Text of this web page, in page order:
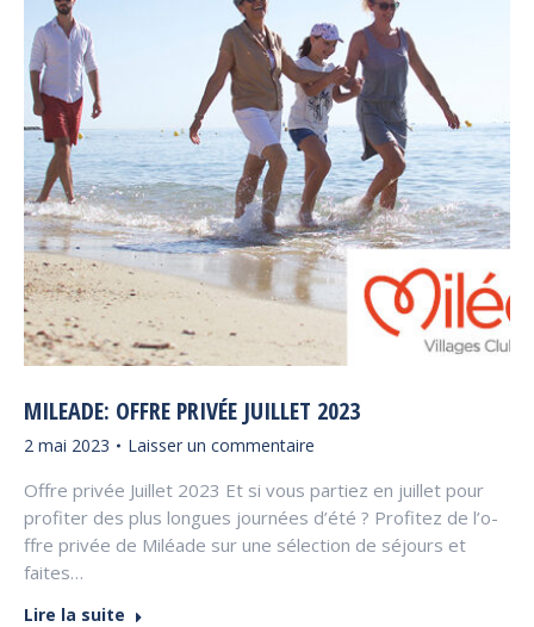
MILEADE: OFFRE PRIVÉE JUILLET 2023
2 mai 2023 Laisser un commentaire
Offre privée Juillet 2023 Et si vous partiez en juillet pour
profiter des plus longues journées d’été ? Profitez de l’o­
ffre privée de Miléade sur une sélection de séjours et
faites…
Lire la suite